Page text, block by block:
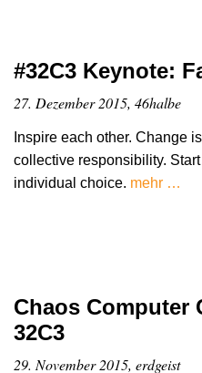
#32C3 Keynote:
27. Dezember 2015, 46halbe
Inspire each other. Change
collective responsibility.
individual choice. mehr …
Chaos Computer
32C3
29. November 2015, erdgeist